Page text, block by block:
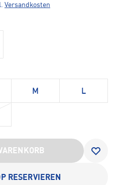
Versandkosten
M L
RESERVIEREN